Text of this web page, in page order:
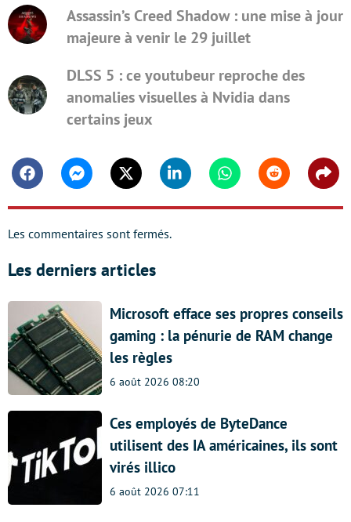
Assassin’s Creed Shadow : une mise à jour
majeure à venir le 29 juillet
DLSS 5 : ce youtubeur reproche des
anomalies visuelles à Nvidia dans
certains jeux
FacebookMessengerTwitter Linkedin WhatsappReddit
Les commentaires sont fermés.
Les derniers articles
Microsoft efface ses propres conseils
gaming : la pénurie de RAM change
les règles
6 août 2026 08:20
Ces employés de ByteDance
utilisent des IA américaines, ils sont
virés illico
6 août 2026 07:11